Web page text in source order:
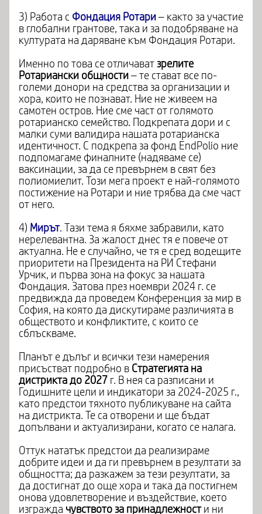
3) Работа с Фондация Ротари – както за участие
в глобални грантове, така и за подобряване на
културата на даряване към Фондация Ротари.
Именно по това се отличават зрелите
Ротариански общности – те стават все по-
големи донори на средства за организации и
хора, които не познават. Ние не живеем на
самотен остров. Ние сме част от голямото
ротарианско семейство. Подкрепата дори и с
малки суми валидира нашата ротарианска
идентичност. С подкрепа за фонд EndPolio ние
подпомагаме финалните (надяваме се)
ваксинации, за да се превърнем в свят без
полиомиелит. Този мега проект е най-голямото
постижение на Ротари и ние трябва да сме част
от него.
4) Мирът. Тази тема я бяхме забравили, като
нерелевантна. За жалост днес тя е повече от
актуална. Не е случайно, че тя е сред водещите
приоритети на Президента на РИ Стефани
Урчик, и първа зона на фокус за нашата
Фондация. Затова през ноември 2024 г. се
предвижда да проведем Конференция за мир в
София, на която да дискутираме различията в
обществото и конфликтите, с които се
сблъскваме.
Планът е дълъг и всички тези намерения
присъстват подробно в Стратегията на
дистрикта до 2027 г. В нея са разписани и
Годишните цели и индикатори за 2024-2025 г.,
като предстои тяхното публикуване на сайта
на дистрикта. Те са отворени и ще бъдат
допълвани и актуализирани, когато се налага.
Оттук нататък предстои да реализираме
добрите идеи и да ги превърнем в резултати за
общността; да разкажем за тези резултати, за
да достигнат до още хора и така да постигнем
онова удовлетворение и въздействие, което
изгражда чувството за принадлежности ни